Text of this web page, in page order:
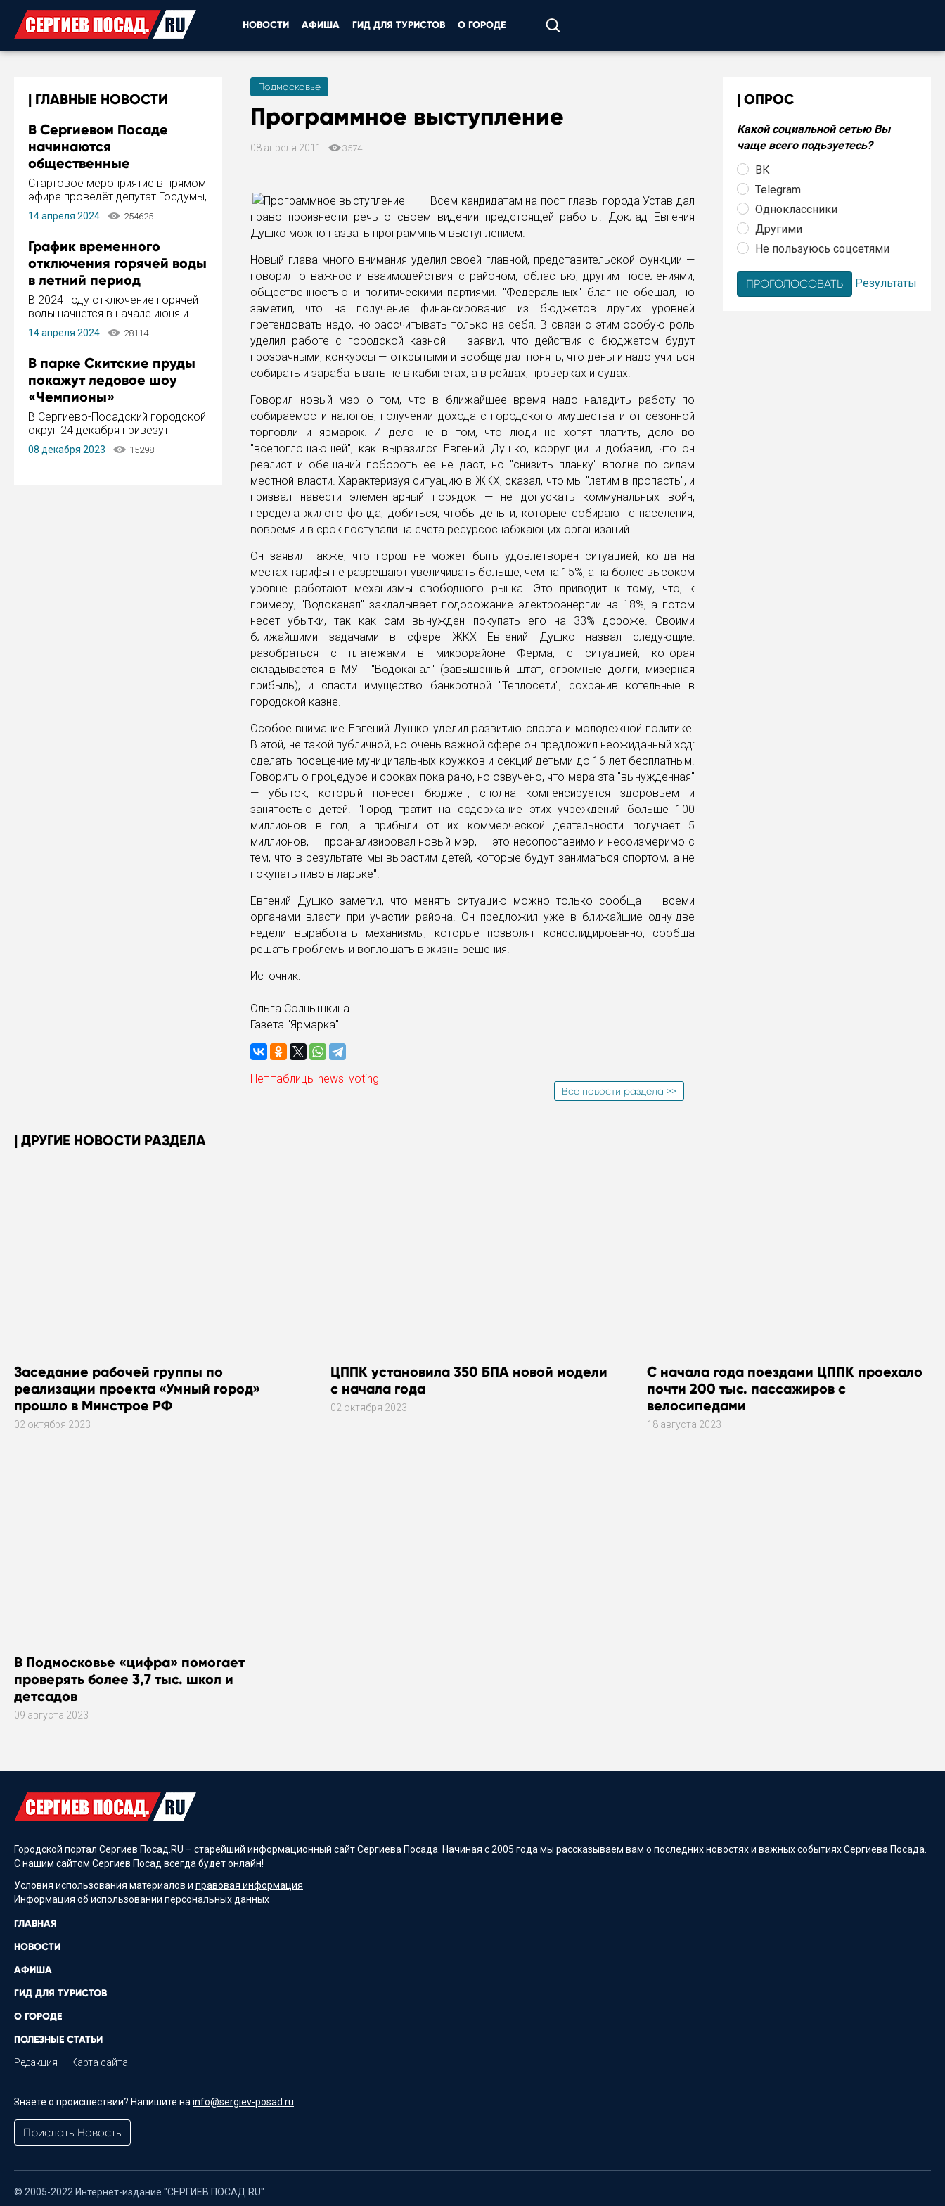
НОВОСТИ АФИША ГИД ДЛЯ ТУРИСТОВ О ГОРОДЕ
ГЛАВНЫЕ НОВОСТИ
В Сергиевом Посаде
начинаются
общественные
обсуждения Стратегии
развития города
Стартовое мероприятие в прямом
эфире проведёт депутат Госдумы,
инициатор и автор Концепции
развития Сергиева Посада и
Пахомов.
14 апреля 2024 254625
График временного
отключения горячей воды
в летний период
В 2024 году отключение горячей
воды начнется в начале июня и
завершится в конце августа.
Период отключения составит не
14 апреля 2024 28114
В парке Скитские пруды
покажут ледовое шоу
«Чемпионы»
В Сергиево-Посадский городской
округ 24 декабря привезут
ледовый тур «Чемпионы»
заслуженного мастера спорта,
08 декабря 2023 15298
Подмосковье
Программное выступление
08 апреля 2011 3574
Всем кандидатам на пост главы города Устав дал
право произнести речь о своем видении предстоящей работы. Доклад Евгения
Душко можно назвать программным выступлением.
Новый глава много внимания уделил своей главной, представительской функции —
говорил о важности взаимодействия с районом, областью, другим поселениями,
общественностью и политическими партиями. "Федеральных" благ не обещал, но
заметил, что на получение финансирования из бюджетов других уровней
претендовать надо, но рассчитывать только на себя. В связи с этим особую роль
уделил работе с городской казной — заявил, что действия с бюджетом будут
прозрачными, конкурсы — открытыми и вообще дал понять, что деньги надо учиться
собирать и зарабатывать не в кабинетах, а в рейдах, проверках и судах.
Говорил новый мэр о том, что в ближайшее время надо наладить работу по
собираемости налогов, получении дохода с городского имущества и от сезонной
торговли и ярмарок. И дело не в том, что люди не хотят платить, дело во
"всепоглощающей", как выразился Евгений Душко, коррупции и добавил, что он
реалист и обещаний побороть ее не даст, но "снизить планку" вполне по силам
местной власти. Характеризуя ситуацию в ЖКХ, сказал, что мы "летим в пропасть", и
призвал навести элементарный порядок — не допускать коммунальных войн,
передела жилого фонда, добиться, чтобы деньги, которые собирают с населения,
вовремя и в срок поступали на счета ресурсоснабжающих организаций.
Он заявил также, что город не может быть удовлетворен ситуацией, когда на
местах тарифы не разрешают увеличивать больше, чем на 15%, а на более высоком
уровне работают механизмы свободного рынка. Это приводит к тому, что, к
примеру, "Водоканал" закладывает подорожание электроэнергии на 18%, а потом
несет убытки, так как сам вынужден покупать его на 33% дороже. Своими
ближайшими задачами в сфере ЖКХ Евгений Душко назвал следующие:
разобраться с платежами в микрорайоне Ферма, с ситуацией, которая
складывается в МУП "Водоканал" (завышенный штат, огромные долги, мизерная
прибыль), и спасти имущество банкротной "Теплосети", сохранив котельные в
городской казне.
Особое внимание Евгений Душко уделил развитию спорта и молодежной политике.
В этой, не такой публичной, но очень важной сфере он предложил неожиданный ход:
сделать посещение муниципальных кружков и секций детьми до 16 лет бесплатным.
Говорить о процедуре и сроках пока рано, но озвучено, что мера эта "вынужденная"
— убыток, который понесет бюджет, сполна компенсируется здоровьем и
занятостью детей. "Город тратит на содержание этих учреждений больше 100
миллионов в год, а прибыли от их коммерческой деятельности получает 5
миллионов, — проанализировал новый мэр, — это несопоставимо и несоизмеримо с
тем, что в результате мы вырастим детей, которые будут заниматься спортом, а не
покупать пиво в ларьке".
Евгений Душко заметил, что менять ситуацию можно только сообща — всеми
органами власти при участии района. Он предложил уже в ближайшие одну-две
недели выработать механизмы, которые позволят консолидированно, сообща
решать проблемы и воплощать в жизнь решения.
Источник:
Ольга Солнышкина
Газета "Ярмарка"
Нет таблицы news_voting
Все новости раздела >>
ОПРОС
Какой социальной сетью Вы
чаще всего подьзуетесь?
ВК
Telegram
Одноклассники
Другими
Не пользуюсь соцсетями
Результаты
ДРУГИЕ НОВОСТИ РАЗДЕЛА
Заседание рабочей группы по
реализации проекта «Умный город»
прошло в Минстрое РФ
02 октября 2023
ЦППК установила 350 БПА новой модели
с начала года
02 октября 2023
С начала года поездами ЦППК проехало
почти 200 тыс. пассажиров с
велосипедами
18 августа 2023
В Подмосковье «цифра» помогает
проверять более 3,7 тыс. школ и
детсадов
09 августа 2023
Городской портал Сергиев Посад.RU – старейший информационный сайт Сергиева Посада. Начиная с 2005 года мы рассказываем вам о последних новостях и важных событиях Сергиева Посада.
С нашим сайтом Сергиев Посад всегда будет онлайн!
Условия использования материалов и правовая информация
Информация об использовании персональных данных
ГЛАВНАЯ
НОВОСТИ
АФИША
ГИД ДЛЯ ТУРИСТОВ
О ГОРОДЕ
ПОЛЕЗНЫЕ СТАТЬИ
Редакция Карта сайта
Знаете о происшествии? Напишите на info@sergiev-posad.ru
Прислать Новость
© 2005-2022 Интернет-издание "СЕРГИЕВ ПОСАД.RU"